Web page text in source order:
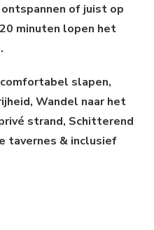
of juist op
minuten lopen het
slapen,
Wandel naar het
strand, Schitterend
tavernes & inclusief